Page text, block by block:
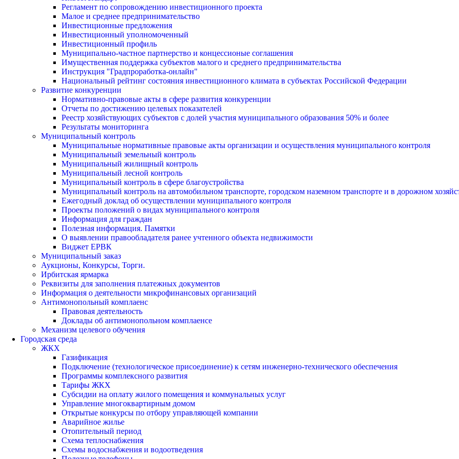
Регламент по сопровождению инвестиционного проекта
Малое и среднее предпринимательство
Инвестиционные предложения
Инвестиционный уполномоченный
Инвестиционный профиль
Муниципально-частное партнерство и концессионые соглашения
Имущественная поддержка субъектов малого и среднего предпринимательства
Инструкция "Градпроработка-онлайн"
Национальный рейтинг состояния инвестиционного климата в субъектах Российской Федерации
Развитие конкуренции
Нормативно-правовые акты в сфере развития конкуренции
Отчеты по достижению целевых показателей
Реестр хозяйствующих субъектов с долей участия муниципального образования 50% и более
Результаты мониторинга
Муниципальный контроль
Муниципальные нормативные правовые акты организации и осуществления муниципального контроля
Муниципальный земельный контроль
Муниципальный жилищный контроль
Муниципальный лесной контроль
Муниципальный контроль в сфере благоустройства
Муниципальный контроль на автомобильном транспорте, городском наземном транспорте и в дорожном
Ежегодный доклад об осуществлении муниципального контроля
Проекты положений о видах муниципального контроля
Информация для граждан
Полезная информация. Памятки
О выявлении правообладателя ранее учтенного объекта недвижимости
Виджет ЕРВК
Муниципальный заказ
Аукционы, Конкурсы, Торги.
Ирбитская ярмарка
Реквизиты для заполнения платежных документов
Информация о деятельности микрофинансовых организаций
Антимонопольный комплаенс
Правовая деятельность
Доклады об антимонопольном комплаенсе
Механизм целевого обучения
Городская среда
ЖКХ
Газификация
Подключение (технологическое присоединение) к сетям инженерно-технического обеспечения
Программы комплексного развития
Тарифы ЖКХ
Субсидии на оплату жилого помещения и коммунальных услуг
Управление многоквартирным домом
Открытые конкурсы по отбору управляющей компании
Аварийное жилье
Отопительный период
Схема теплоснабжения
Схемы водоснабжения и водоотведения